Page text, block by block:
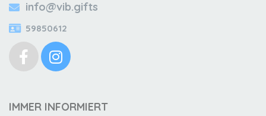
info@vib.gifts
59850612
IMMER INFORMIERT